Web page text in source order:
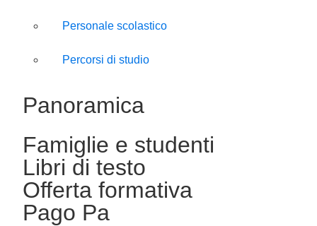
Personale scolastico
Percorsi di studio
Panoramica
Famiglie e studenti
Libri di testo
Offerta formativa
Pago Pa